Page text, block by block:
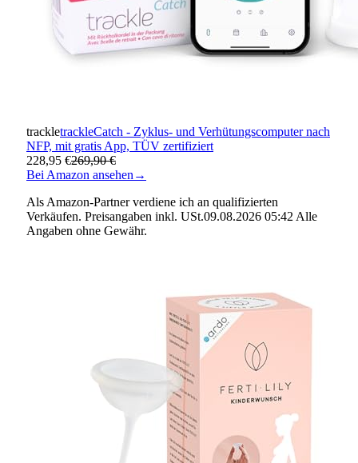
trackletrackleCatch - Zyklus- und Verhütungscomputer nach
NFP, mit gratis App, TÜV zertifiziert
228,95 €269,90 €
Bei Amazon ansehen →
Als Amazon-Partner verdiene ich an qualifizierten
Verkäufen. Preisangaben inkl. USt.09.08.2026 05:42 Alle
Angaben ohne Gewähr.